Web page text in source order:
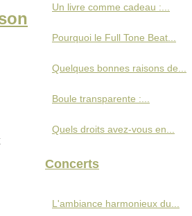
Un livre comme cadeau :...
Pourquoi le Full Tone Beat...
Quelques bonnes raisons de...
Boule transparente :...
Quels droits avez-vous en...
Concerts
L'ambiance harmonieux du...